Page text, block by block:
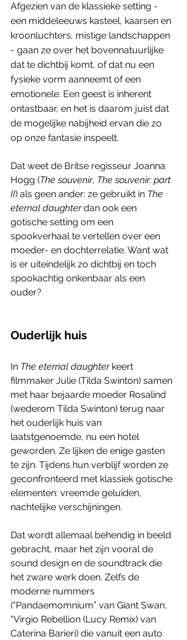
Afgezien van de klassieke setting -
een middeleeuws kasteel, kaarsen en
kroonluchters, mistige landschappen
- gaan ze over het bovennatuurlijke
dat te dichtbij komt, of dat nu een
fysieke vorm aanneemt of een
emotionele. Een geest is inherent
ontastbaar, en het is daarom juist dat
de mogelijke nabijheid ervan die zo
op onze fantasie inspeelt.
Dat weet de Britse regisseur Joanna
Hogg (The souvenir, The souvenir: part
II) als geen ander: ze gebruikt in The
eternal daughter dan ook een
gotische setting om een
spookverhaal te vertellen over een
moeder- en dochterrelatie. Want wat
is er uiteindelijk zo dichtbij en toch
spookachtig onkenbaar als een
ouder?
Ouderlijk huis
In The eternal daughter keert
filmmaker Julie (Tilda Swinton) samen
met haar bejaarde moeder Rosalind
(wederom Tilda Swinton) terug naar
het ouderlijk huis van
laatstgenoemde, nu een hotel
geworden. Ze lijken de enige gasten
te zijn. Tijdens hun verblijf worden ze
geconfronteerd met klassiek gotische
elementen: vreemde geluiden,
nachtelijke verschijningen.
Dat wordt allemaal behendig in beeld
gebracht, maar het zijn vooral de
sound design en de soundtrack die
het zware werk doen. Zelfs de
moderne nummers
(“Pandaemomnium” van Giant Swan,
“Virgio Rebellion (Lucy Remix) van
Caterina Barieri) die vanuit een auto